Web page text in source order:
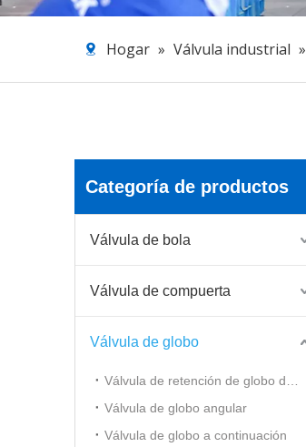
Hogar » Válvula industrial »
Categoría de productos
Válvula de bola
Válvula de compuerta
Válvula de globo
Válvula de globo angular
Válvula de globo a continuación